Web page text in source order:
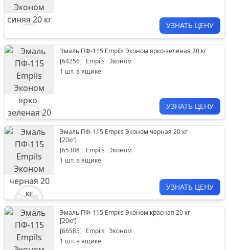
УЗНАТЬ ЦЕНУ
Эмаль ПФ-115 Empils Эконом ярко-зеленая 20 кг
[64256] Empils Эконом
1 шт. в ящике
УЗНАТЬ ЦЕНУ
Эмаль ПФ-115 Empils Эконом черная 20 кг
[20кг]
[65308] Empils Эконом
1 шт. в ящике
УЗНАТЬ ЦЕНУ
Эмаль ПФ-115 Empils Эконом красная 20 кг
[20кг]
[66585] Empils Эконом
1 шт. в ящике